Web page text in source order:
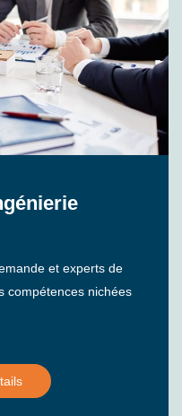
et experts de
compétences nichées